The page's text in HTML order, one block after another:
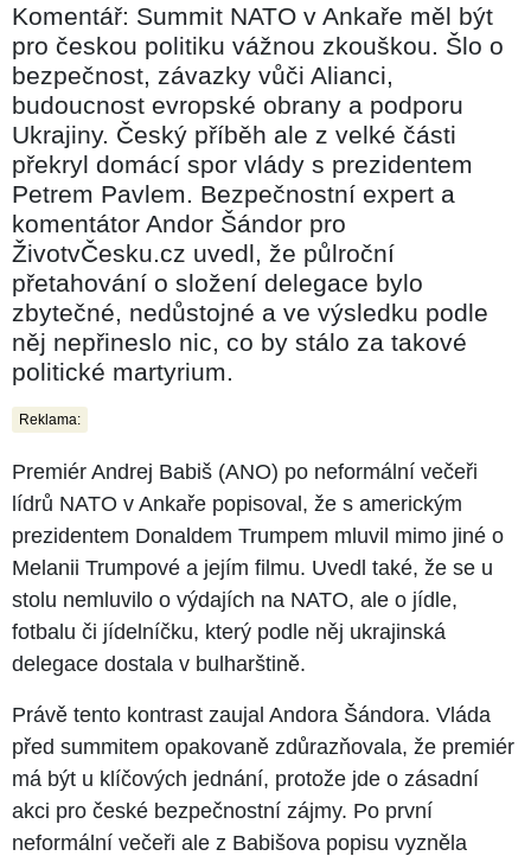
Komentář: Summit NATO v Ankaře měl být
pro českou politiku vážnou zkouškou. Šlo o
bezpečnost, závazky vůči Alianci,
budoucnost evropské obrany a podporu
Ukrajiny. Český příběh ale z velké části
překryl domácí spor vlády s prezidentem
Petrem Pavlem. Bezpečnostní expert a
komentátor Andor Šándor pro
ŽivotvČesku.cz uvedl, že půlroční
přetahování o složení delegace bylo
zbytečné, nedůstojné a ve výsledku podle
něj nepřineslo nic, co by stálo za takové
politické martyrium.
Reklama:
Premiér Andrej Babiš (ANO) po neformální večeři
lídrů NATO v Ankaře popisoval, že s americkým
prezidentem Donaldem Trumpem mluvil mimo jiné o
Melanii Trumpové a jejím filmu. Uvedl také, že se u
stolu nemluvilo o výdajích na NATO, ale o jídle,
fotbalu či jídelníčku, který podle něj ukrajinská
delegace dostala v bulharštině.
Právě tento kontrast zaujal Andora Šándora. Vláda
před summitem opakovaně zdůrazňovala, že premiér
má být u klíčových jednání, protože jde o zásadní
akci pro české bezpečnostní zájmy. Po první
neformální večeři ale z Babišova popisu vyzněla